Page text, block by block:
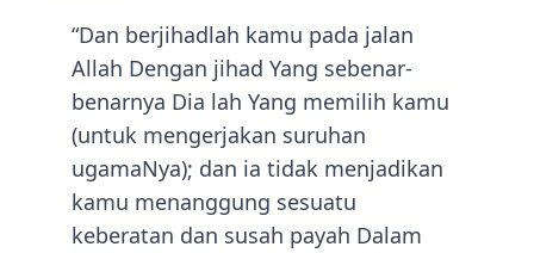
“Dan berjihadlah kamu pada jalan
Allah Dengan jihad Yang sebenar-
benarnya Dia lah Yang memilih kamu
(untuk mengerjakan suruhan
ugamaNya); dan ia tidak menjadikan
kamu menanggung sesuatu
keberatan dan susah payah Dalam